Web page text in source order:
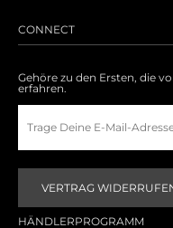
CONNECT
Gehöre zu den Ersten, die
erfahren.
VERTRAG
HÄNDLERPROGRAMM